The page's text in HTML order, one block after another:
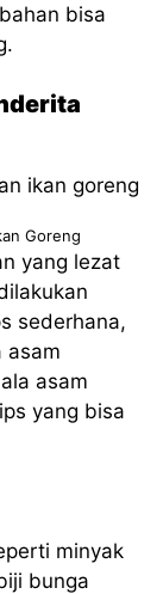
bisa
Goreng
yang lezat
sederhana,
asam
asam
yang bisa
minyak
bunga